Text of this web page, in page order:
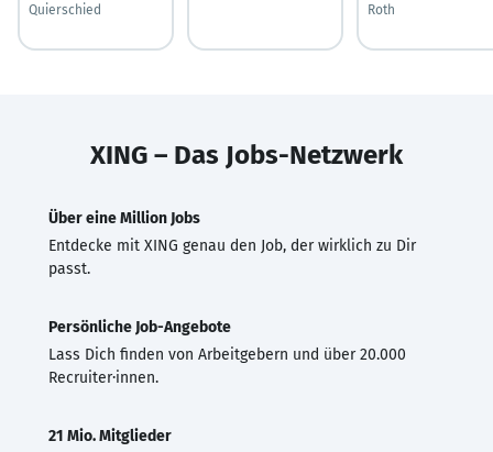
Quierschied
Roth
XING – Das Jobs-Netzwerk
Über eine Million Jobs
Entdecke mit XING genau den Job, der wirklich zu Dir
passt.
Persönliche Job-Angebote
Lass Dich finden von Arbeitgebern und über 20.000
Recruiter·innen.
21 Mio. Mitglieder